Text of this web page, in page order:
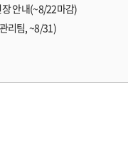
안내(~8/22마감)
리팀, ~8/31)